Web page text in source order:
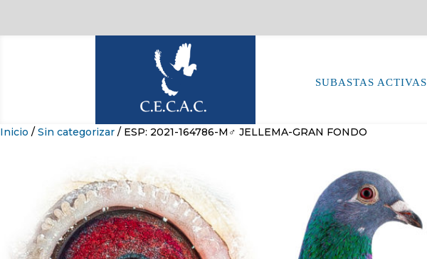
SUBASTAS ACTIVAS
Inicio / Sin categorizar / ESP: 2021-164786-M♂ JELLEMA-GRAN FONDO